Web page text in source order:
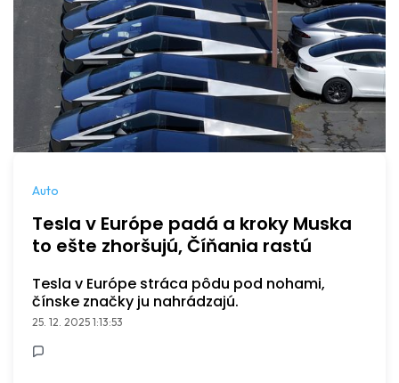
Auto
Tesla v Európe padá a kroky Muska
to ešte zhoršujú, Číňania rastú
Tesla v Európe stráca pôdu pod nohami,
čínske značky ju nahrádzajú.
25. 12. 2025 1:13:53